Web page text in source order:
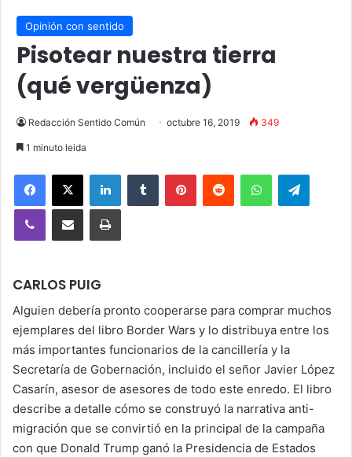
Opinión con sentido
Pisotear nuestra tierra
(qué vergüenza)
Redacción Sentido Común octubre 16, 2019 349
1 minuto leida
Facebook
X LinkedInTumblr PinterestReddit WhatsApp
Viber Compartir vía email Imprimir
CARLOS PUIG
Alguien debería pronto cooperarse para comprar muchos
ejemplares del libro Border Wars y lo distribuya entre los
más importantes funcionarios de la cancillería y la
Secretaría de Gobernación, incluido el señor Javier López
Casarín, asesor de asesores de todo este enredo. El libro
describe a detalle cómo se construyó la narrativa anti-
migración que se convirtió en la principal de la campaña
con que Donald Trump ganó la Presidencia de Estados